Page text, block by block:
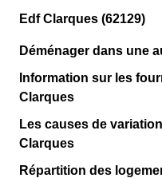
Edf Clarques (62129)
Déménager dans une
Information sur les
Clarques
Les causes de
Clarques
Répartition des